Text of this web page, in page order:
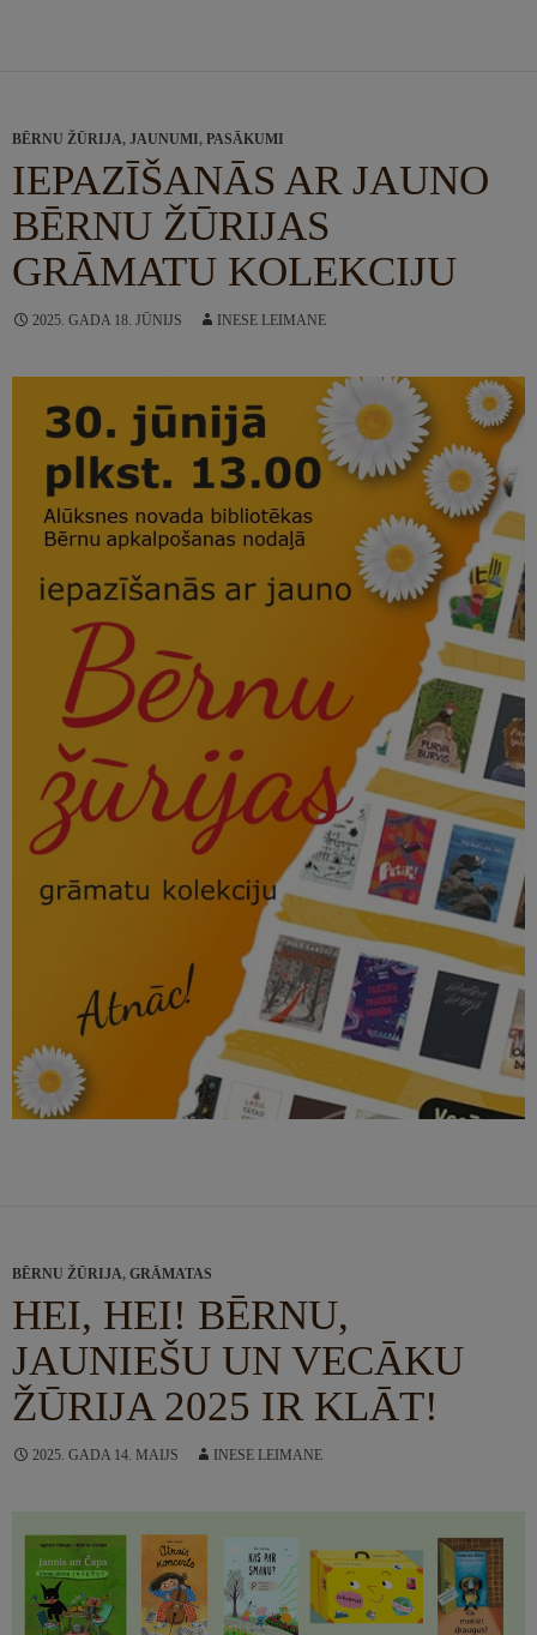
BĒRNU ŽŪRIJA, JAUNUMI, PASĀKUMI
IEPAZĪŠANĀS AR JAUNO
BĒRNU ŽŪRIJAS
GRĀMATU KOLEKCIJU
2025. GADA 18. JŪNIJS INESE LEIMANE
BĒRNU ŽŪRIJA, GRĀMATAS
HEI, HEI! BĒRNU,
JAUNIEŠU UN VECĀKU
ŽŪRIJA 2025 IR KLĀT!
2025. GADA 14. MAIJS INESE LEIMANE